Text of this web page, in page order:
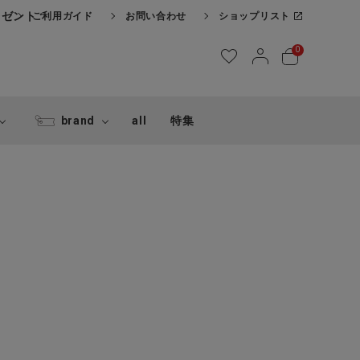
ントご利用ガイド お問い合わせ ショップリスト
0
brand all 特集